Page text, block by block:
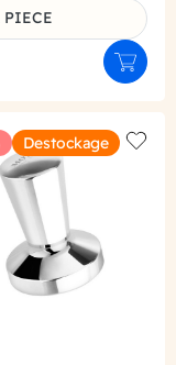
Destockage